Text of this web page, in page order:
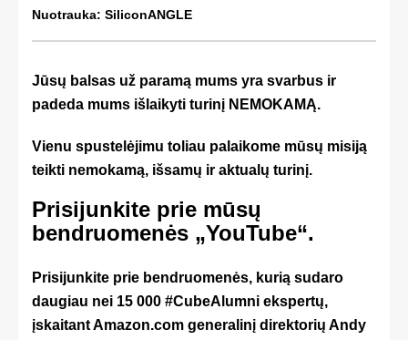
Nuotrauka: SiliconANGLE
Jūsų balsas už paramą mums yra svarbus ir
padeda mums išlaikyti turinį NEMOKAMĄ.
Vienu spustelėjimu toliau palaikome mūsų misiją
teikti nemokamą, išsamų ir aktualų turinį.
Prisijunkite prie mūsų
bendruomenės „YouTube“.
Prisijunkite prie bendruomenės, kurią sudaro
daugiau nei 15 000 #CubeAlumni ekspertų,
įskaitant Amazon.com generalinį direktorių Andy